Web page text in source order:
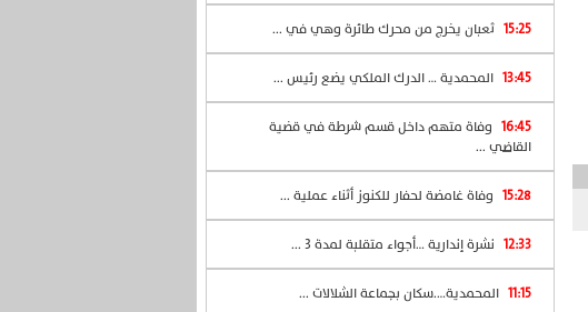
15:25 ثعبان يخرج من محرك طائرة وهي في ...
13:45 المحمدية … الدرك الملكي يضع رئيس ...
16:45 وفاة متهم داخل قسم شرطة في قضية
القاضي ...
15:28 وفاة غامضة لحفار للكنوز أثناء عملية ...
12:33 نشرة إندارية …أجواء متقلبة لمدة 3 ...
11:15 المحمدية….سكان بجماعة الشلالات ...